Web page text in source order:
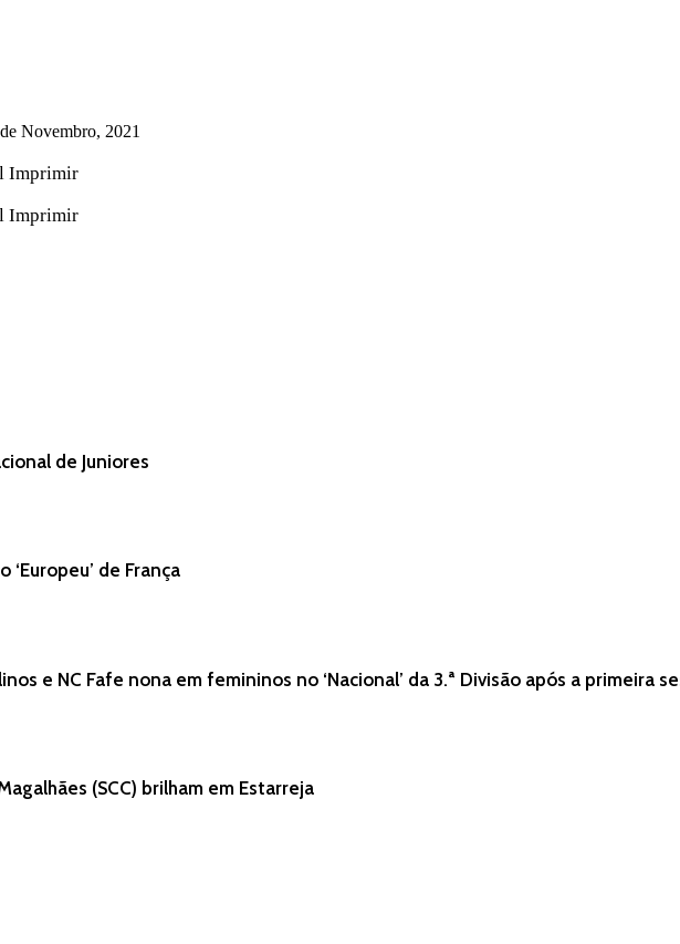
Novembro, 2021
Imprimir
Imprimir
de Juniores
de França
e NC Fafe nona em femininos no ‘Nacional’ da 3.ª Divisão após a primeira
(SCC) brilham em Estarreja